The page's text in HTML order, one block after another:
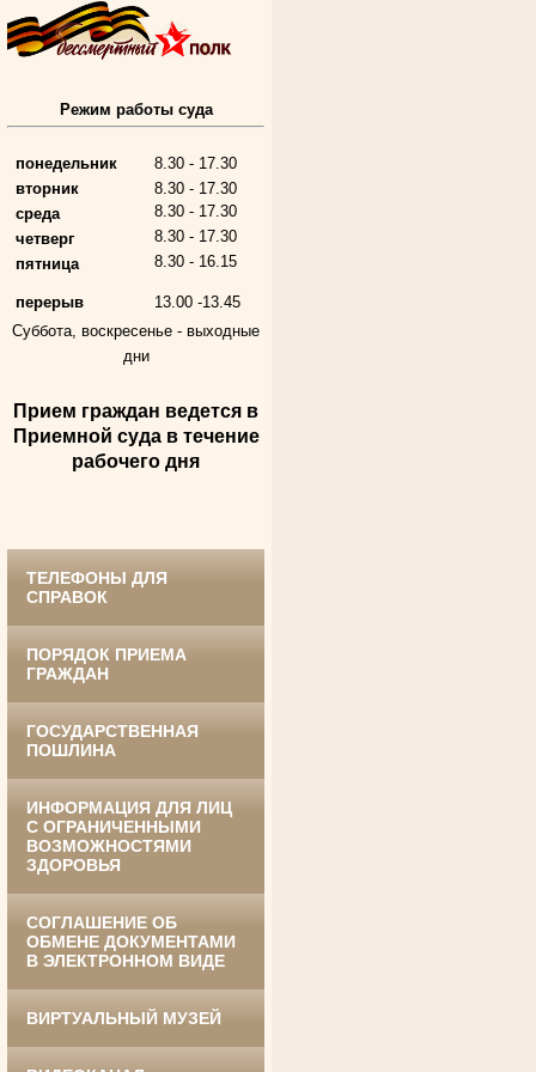
Алферьев Сергей Григорьевич
Участник Великой Отечественной войны
народного суда
в период с 1954 по 1982 гг.
Андрющенкова Тамара Ивановна
Труженица тыла в годы
Великой Отечественной войны
Судья Белгородского областного суда
Ануприенко Иван Васильевич
Участник Великой Отечественной войны
в период с 1965 по 1984 гг.
Винник Евдокия Трофимовна
Великой Отечественной войны
Режим работы суда
понедельник
8.30 - 17.30
вторник
8.30 - 17.30
среда
8.30 - 17.30
четверг
8.30 - 17.30
пятница
8.30 - 16.15
перерыв
13.00 -13.45
Суббота, воскресенье - выходные
дни
Прием граждан ведется в
Приемной суда в течение
рабочего дня
ТЕЛЕФОНЫ ДЛЯ
СПРАВОК
ПОРЯДОК ПРИЕМА
ГРАЖДАН
ГОСУДАРСТВЕННАЯ
ПОШЛИНА
ИНФОРМАЦИЯ ДЛЯ ЛИЦ
С ОГРАНИЧЕННЫМИ
ВОЗМОЖНОСТЯМИ
ЗДОРОВЬЯ
СОГЛАШЕНИЕ ОБ
ОБМЕНЕ ДОКУМЕНТАМИ
В ЭЛЕКТРОННОМ ВИДЕ
ВИРТУАЛЬНЫЙ МУЗЕЙ